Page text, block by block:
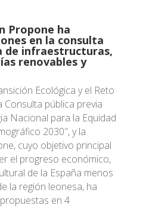
Propone ha
en la consulta
de infraestructuras,
renovables y
Ecológica y el Reto
pública previa
Nacional para la Equidad
2030″, y la
cuyo objetivo principal
el progreso económico,
de la España menos
la región leonesa, ha
en 4